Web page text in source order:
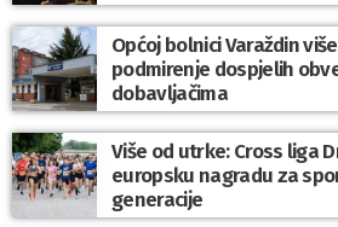
Općoj bolnici Varaždin
podmirenje dospjelih
dobavljačima
Više od utrke: Cross liga
europsku nagradu za
generacije